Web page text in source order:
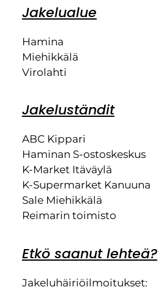
Jakelualue
Hamina
Miehikkälä
Virolahti
Jakeluständit
ABC Kippari
Haminan S-ostoskeskus
K-Market Itäväylä
K-Supermarket Kanuuna
Sale Miehikkälä
Reimarin toimisto
Etkö saanut lehteä?
Jakeluhäiriöilmoitukset: